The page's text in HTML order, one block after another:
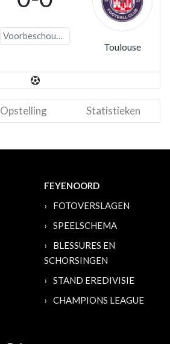
Voorbeschouwing
Toulouse
Opstelling Statistieken
FEYENOORD
FOTOVERSLAGEN
SPEELSCHEMA
BLESSURES EN
SCHORSINGEN
STAND EREDIVISIE
CHAMPIONS LEAGUE